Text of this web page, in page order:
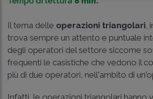
Il tema delle operazioni triangolari,
trova sempre un attento e puntuale
degli operatori del settore siccome
frequenti le casistiche che vedono il
più di due operatori, nell'ambito di